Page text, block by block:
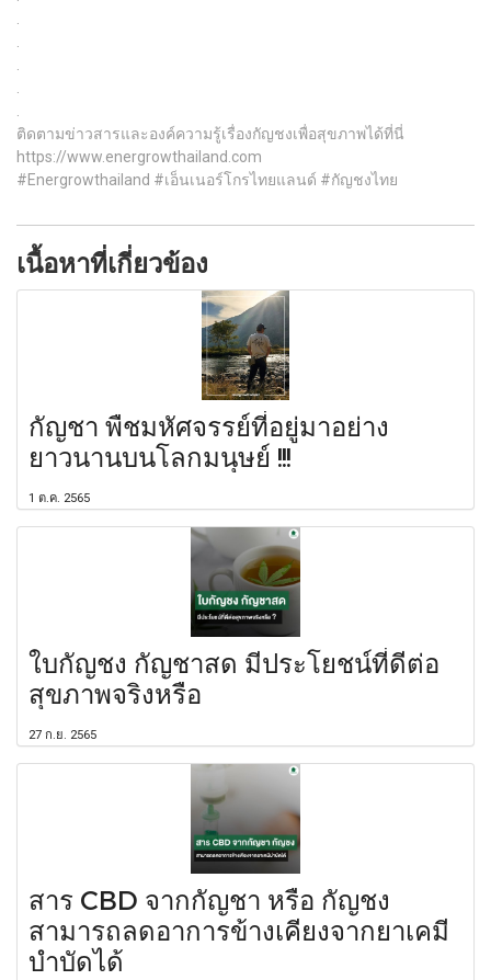
ติดตามข่าวสารและองค์ความรู้เรื่องกัญชงเพื่อสุขภาพได้ที่นี่
https://www.energrowthailand.com
#Energrowthailand #เอ็นเนอร์โกรไทยแลนด์ #กัญชงไทย
เนื้อหาที่เกี่ยวข้อง
กัญชา พืชมหัศจรรย์ที่อยู่มาอย่าง
ยาวนานบนโลกมนุษย์ !!!
1 ต.ค. 2565
ใบกัญชง กัญชาสด มีประโยชน์ที่ดีต่อ
สุขภาพจริงหรือ
27 ก.ย. 2565
สาร CBD จากกัญชา หรือ กัญชง
สามารถลดอาการข้างเคียงจากยาเคมี
บำบัดได้